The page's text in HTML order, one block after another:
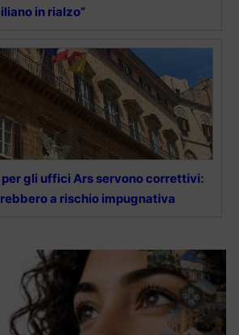
in rialzo”
gli uffici Ars servono correttivi:
a rischio impugnativa